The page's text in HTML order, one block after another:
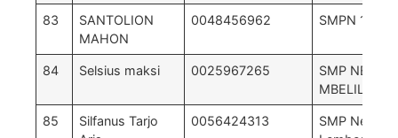
83
SANTOLION
MAHON
0048456962 SMPN 1
84 Selsius maksi 0025967265
SMP NEGRI
MBELILING
85
Silfanus Tarjo
0056424313
SMP Negeri